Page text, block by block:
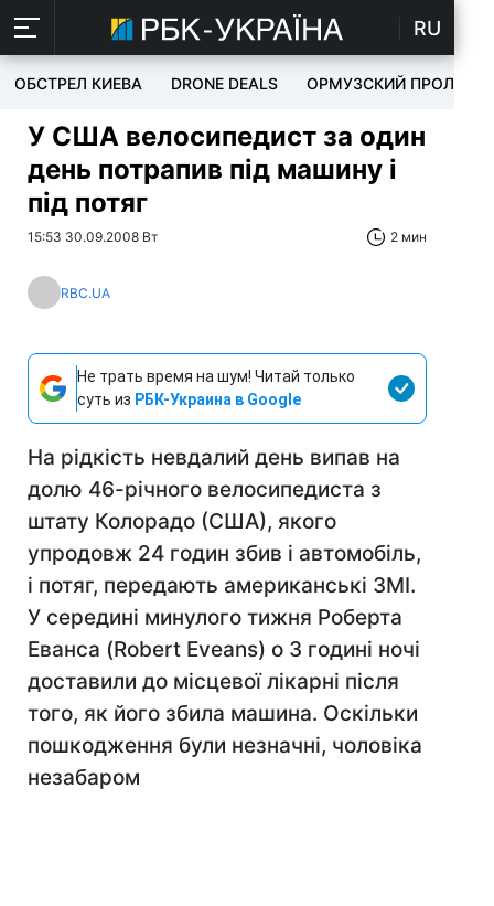
RU
ОБСТРЕЛ КИЕВА DRONE DEALS ОРМУЗСКИЙ ПРОЛИВ
У США велосипедист за один
день потрапив під машину і
під потяг
15:53 30.09.2008 Вт 2 мин
RBC.UA
Не трать время на шум! Читай только
суть из РБК-Украина в Google
На рідкість невдалий день випав на
долю 46-річного велосипедиста з
штату Колорадо (США), якого
упродовж 24 годин збив і автомобіль,
і потяг, передають американські ЗМІ.
У середині минулого тижня Роберта
Еванса (Robert Eveans) о 3 годині ночі
доставили до місцевої лікарні після
того, як його збила машина. Оскільки
пошкодження були незначні, чоловіка
незабаром